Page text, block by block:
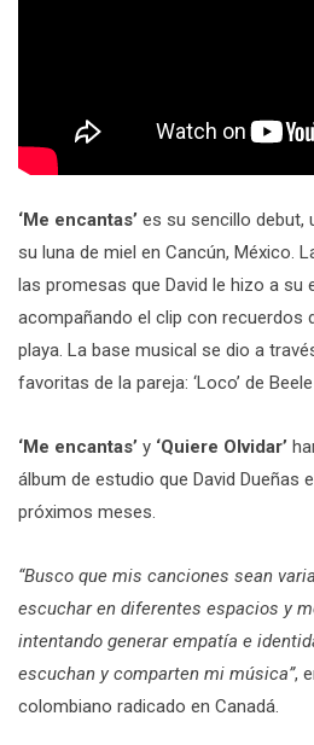
‘Me encantas’ es su sencillo debut,
su luna de miel en Cancún, México.
las promesas que David le hizo a su
acompañando el clip con recuerdos
playa. La base musical se dio a
favoritas de la pareja: ‘Loco’ de
‘Me encantas’ y ‘Quiere Olvidar’
álbum de estudio que David Dueñas
próximos meses.
“Busco que mis canciones sean
escuchar en diferentes espacios y
intentando generar empatía e
escuchan y comparten mi música”,
colombiano radicado en Canadá.